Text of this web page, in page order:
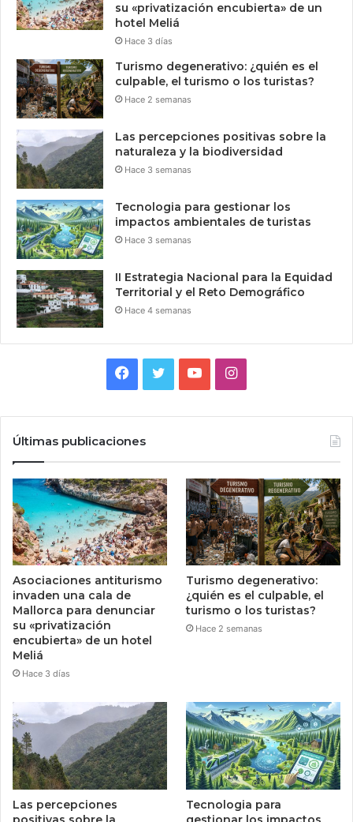
su «privatización encubierta» de un
hotel Meliá
Hace 3 días
Turismo degenerativo: ¿quién es el
culpable, el turismo o los turistas?
Hace 2 semanas
Las percepciones positivas sobre la
naturaleza y la biodiversidad
Hace 3 semanas
Tecnologia para gestionar los
impactos ambientales de turistas
Hace 3 semanas
II Estrategia Nacional para la Equidad
Territorial y el Reto Demográfico
Hace 4 semanas
Facebook
TwitterYouTubeInstagram
Últimas publicaciones
Asociaciones antiturismo
invaden una cala de
Mallorca para denunciar
su «privatización
encubierta» de un hotel
Meliá
Hace 3 días
Turismo degenerativo:
¿quién es el culpable, el
turismo o los turistas?
Hace 2 semanas
Las percepciones
Tecnologia para